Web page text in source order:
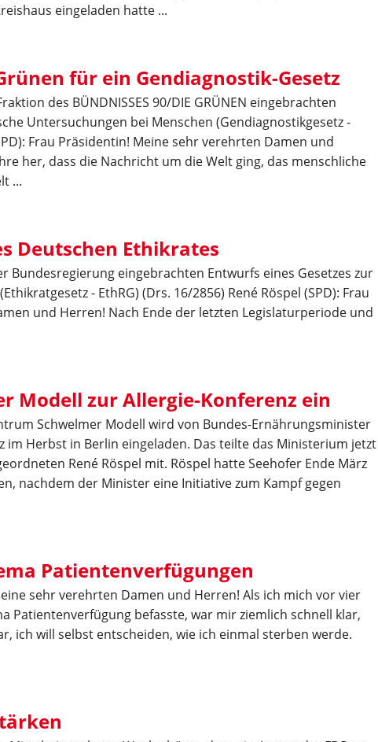
eingeladen hatte ...
für ein Gendiagnostik-Gesetz
des BÜNDNISSES 90/DIE GRÜNEN eingebrachten
Untersuchungen bei Menschen (Gendiagnostikgesetz -
Frau Präsidentin! Meine sehr verehrten Damen und
her, dass die Nachricht um die Welt ging, das menschliche
...
Deutschen Ethikrates
Bundesregierung eingebrachten Entwurfs eines Gesetzes zur
- EthRG) (Drs. 16/2856) René Röspel (SPD): Frau
und Herren! Nach Ende der letzten Legislaturperiode und
Modell zur Allergie-Konferenz ein
Schwelmer Modell wird von Bundes-Ernährungsminister
im Herbst in Berlin eingeladen. Das teilte das Ministerium jetzt
René Röspel mit. Röspel hatte Seehofer Ende März
nachdem der Minister eine Initiative zum Kampf gegen
Patientenverfügungen
sehr verehrten Damen und Herren! Als ich mich vor vier
Patientenverfügung befasste, war mir ziemlich schnell klar,
ich will selbst entscheiden, wie ich einmal sterben werde.